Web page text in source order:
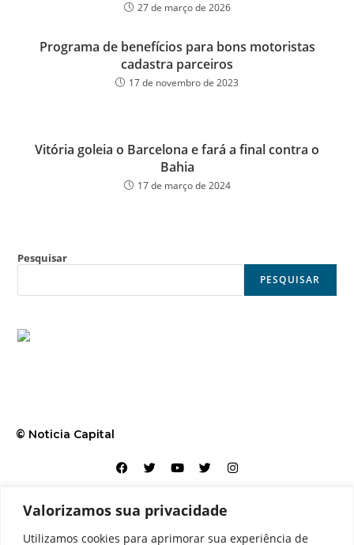
Valorizamos sua privacidade
Utilizamos cookies para aprimorar sua experiência de
27 de março de 2026
Programa de benefícios para bons motoristas
cadastra parceiros
17 de novembro de 2023
Vitória goleia o Barcelona e fará a final contra o
Bahia
17 de março de 2024
Pesquisar
PESQUISAR
© Noticia Capital
Contato Home Aviso legal Configurações de cookies